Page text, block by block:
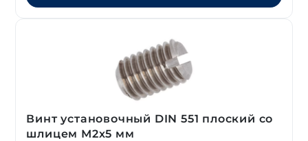
Винт установочный DIN 551 плоский со
шлицем М2х5 мм